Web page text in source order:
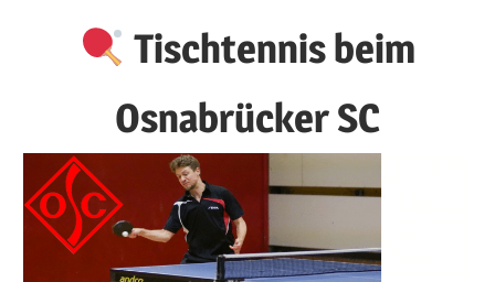
Tischtennis beim
Osnabrücker SC